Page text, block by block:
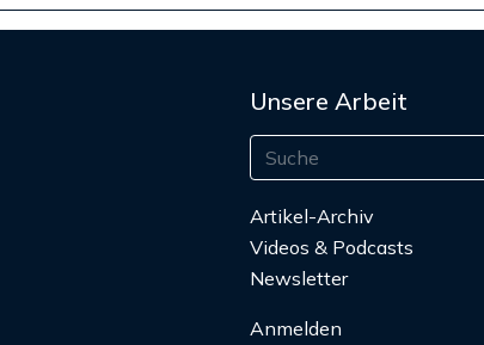
Unsere Arbeit
Artikel-Archiv
Videos & Podcasts
Newsletter
Anmelden